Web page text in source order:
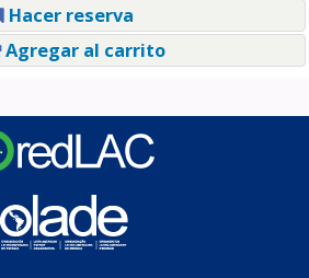
Hacer reserva
Agregar al carrito